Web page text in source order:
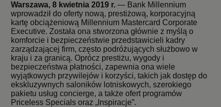
Warszawa, 8 kwietnia 2019 r.— Bank Millennium
wprowadził do oferty nową, prestiżową, korporacyjną
kartę obciążeniową Millennium Mastercard Corporate
Executive. Została ona stworzona głównie z myślą o
komforcie i bezpieczeństwie przedstawicieli kadry
zarządzającej firm, często podróżujących służbowo w
kraju i za granicą. Oprócz prestiżu, wygody i
bezpieczeństwa płatności, zapewnia ona wiele
wyjątkowych przywilejów i korzyści, takich jak dostęp do
ekskluzywnych saloników lotniskowych, szerokiego
pakietu usług concierge, a także ofert programów
Priceless Specials oraz „Inspiracje”.